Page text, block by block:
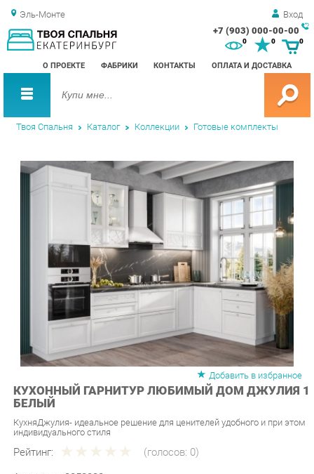
Эль-Монте Вход
+7 (903) 000-00-00
О ПРОЕКТЕ ФАБРИКИ КОНТАКТЫ ОПЛАТА И ДОСТАВКА
0 0
Твоя Спальня Каталог Коллекции Готовые комплекты
Добавить в избранное
КУХОННЫЙ ГАРНИТУР ЛЮБИМЫЙ ДОМ ДЖУЛИЯ 1
БЕЛЫЙ
КухняДжулия- идеальное решение для ценителей удобного и при этом
Рейтинг:
Артикул: u-0258030